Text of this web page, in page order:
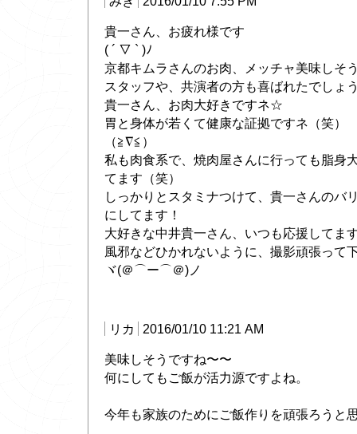
貴一さん、お疲れ様です
( ´ ▽ ` )ﾉ
京都キムラさんのお肉、メッチャ美味しそ
スタッフや、共演者の方も喜ばれたでしょ
貴一さん、お肉大好きですネ☆
胃と身体が若くて健康な証拠ですネ（笑）
（≧∇≦）
私も肉食系で、焼肉屋さんに行っても脂身
てます（笑）
しっかりとスタミナつけて、貴一さんのバ
にしてます！
大好きな中井貴一さん、いつも応援してま
風邪などひかれないように、撮影頑張って
ヾ(＠⌒ー⌒＠)ノ
リカ 2016/01/10 11:21 AM
美味しそうですね〜〜
何にしてもご飯が活力源ですよね。
今年も家族のためにご飯作りを頑張ろうと